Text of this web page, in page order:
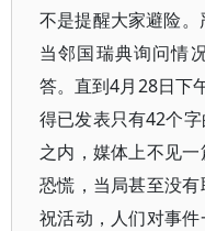
不是提醒大家避险。
当邻国瑞典询问情
答。直到4月28日下
得已发表只有42个
之内，媒体上不见
恐慌，当局甚至没
祝活动，人们对事